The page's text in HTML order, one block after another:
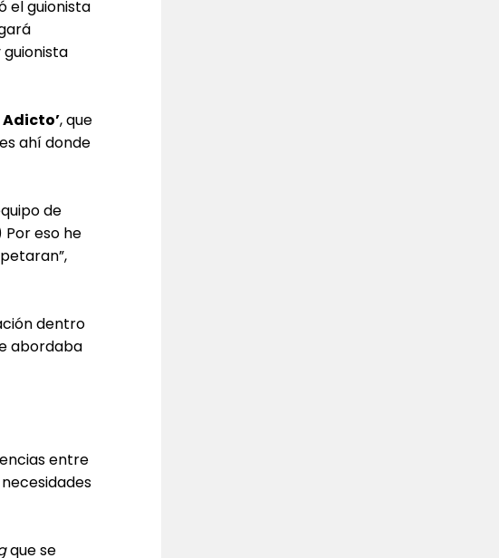
el guionista
Adicto’, que
ahí donde
de
Por eso he
dentro
abordaba
entre
que se